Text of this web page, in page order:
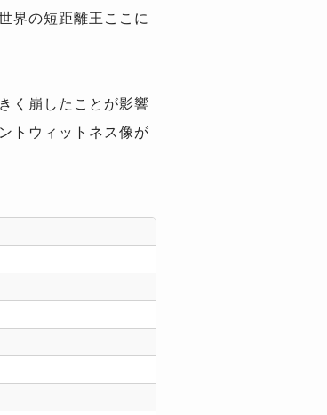
界の短距離王ここに
く崩したことが影響
トウィットネス像が